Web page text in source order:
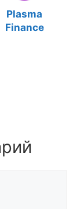
Plasma
Finance